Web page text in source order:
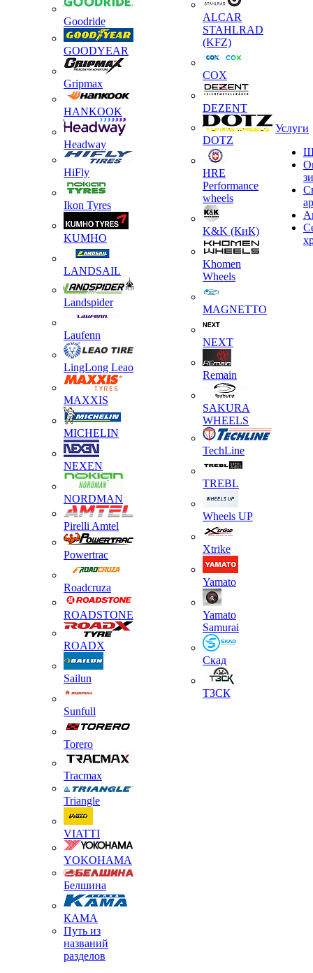
Goodride
GOODYEAR
Gripmax
HANKOOK
Headway
HiFly
Ikon Tyres
KUMHO
LANDSAIL
Landspider
Laufenn
LingLong Leao
MAXXIS
MICHELIN
NEXEN
NORDMAN
Pirelli Amtel
Powertrac
Roadcruza
ROADSTONE
ROADX
Sailun
Sunfull
Torero
Tracmax
Triangle
VIATTI
YOKOHAMA
Белшина
КАМА
Путь из
названий
разделов
ALCAR
STAHLRAD
(KFZ)
COX
DEZENT
DOTZ
HRE
Performance
wheels
K&K (КиК)
Khomen
Wheels
MAGNETTO
NEXT
Remain
SAKURA
WHEELS
TechLine
TREBL
Wheels UP
Xtrike
Yamato
Yamato
Samurai
Скад
ТЗСК
Услуги